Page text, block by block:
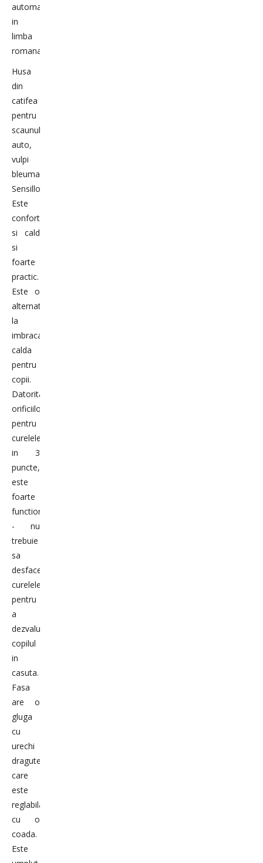
automat
in
limba
romana.
Husa
din
catifea
pentru
scaunul
auto,
vulpi
bleumarin
Sensillo
Este
confortabil
si cald
si
foarte
practic.
Este o
alternativa
la
imbracamintea
calda
pentru
copii.
Datorita
orificiilor
pentru
curelele
in 3
puncte,
este
foarte
functional
- nu
trebuie
sa
desfaceti
curelele
pentru
a
dezvalui
copilul
in
casuta.
Fasa
are o
gluga
cu
urechi
dragute,
care
este
reglabila
cu o
coada.
Este